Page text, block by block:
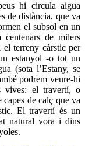
hi circula aigua
de distància, que va
el subsol en un
de milers
el terreny càrstic per
estanyol -o tot un
(sota l’Estany, se
podrem veure-hi
vives: el travertí, o
de calç que va
El travertí és un
natural vora i dins